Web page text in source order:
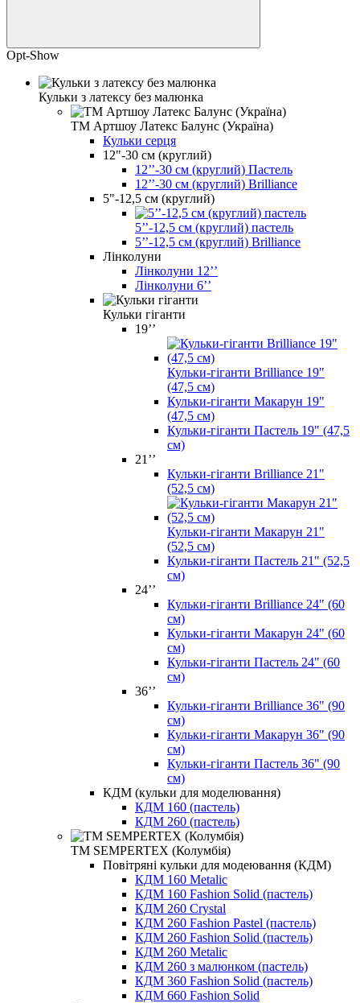
Opt-Show
Кульки з латексу без малюнка
ТМ Артшоу Латекс Балунс (Україна)
Кульки серця
12"-30 см (круглий)
12’’-30 см (круглий) Пастель
12’’-30 см (круглий) Brilliance
5"-12,5 см (круглий)
5’’-12,5 см (круглий) пастель
5’’-12,5 см (круглий) Brilliance
Лінколуни
Лінколуни 12ʼʼ
Лінколуни 6ʼʼ
Кульки гіганти
19’’
Кульки-гіганти Brilliance 19"
(47,5 см)
Кульки-гіганти Макарун 19"
(47,5 см)
Кульки-гіганти Пастель 19" (47,5
см)
21’’
Кульки-гіганти Brilliance 21"
(52,5 см)
Кульки-гіганти Макарун 21"
(52,5 см)
Кульки-гіганти Пастель 21" (52,5
см)
24’’
Кульки-гіганти Brilliance 24" (60
см)
Кульки-гіганти Макарун 24" (60
см)
Кульки-гіганти Пастель 24" (60
см)
36’’
Кульки-гіганти Brilliance 36" (90
см)
Кульки-гіганти Макарун 36" (90
см)
Кульки-гіганти Пастель 36" (90
см)
КДМ (кульки для моделювання)
КДМ 160 (пастель)
КДМ 260 (пастель)
ТМ SEMPERTEX (Колумбія)
Повітряні кульки для модеювання (КДМ)
КДМ 160 Metalic
КДМ 160 Fashion Solid (пастель)
КДМ 260 Crystal
КДМ 260 Fashion Pastel (пастель)
КДМ 260 Fashion Solid (пастель)
КДМ 260 Metalic
КДМ 260 з малюнком (пастель)
КДМ 360 Fashion Solid (пастель)
КДМ 660 Fashion Solid